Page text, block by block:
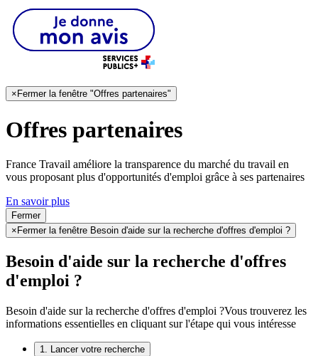
× Fermer la fenêtre "Offres partenaires"
Offres partenaires
France Travail améliore la transparence du marché du travail en
vous proposant plus d'opportunités d'emploi grâce à ses partenaires
En savoir plus
Fermer
× Fermer la fenêtre Besoin d'aide sur la recherche d'offres d'emploi ?
Besoin d'aide sur la recherche d'offres
d'emploi ?
Besoin d'aide sur la recherche d'offres d'emploi ?Vous trouverez les
informations essentielles en cliquant sur l'étape qui vous intéresse
1. Lancer votre recherche